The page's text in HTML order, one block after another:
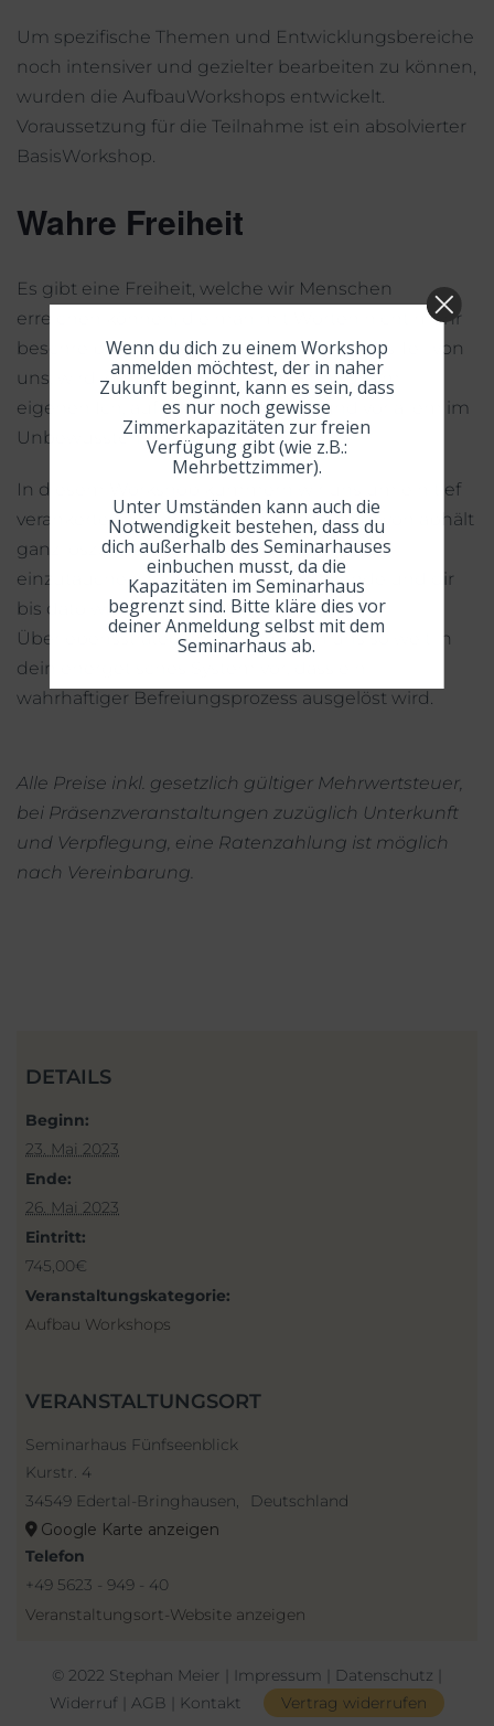
Um spezifische Themen und Entwicklungsbereiche
noch intensiver und gezielter bearbeiten zu können,
wurden die AufbauWorkshops entwickelt.
Voraussetzung für die Teilnahme ist ein absolvierter
BasisWorkshop.
Wahre Freiheit
Es gibt eine Freiheit, welche wir Menschen
erreichen können, die man mit Worten nicht mehr
beschreiben kann. Diese Freiheit ist bereits Teil von
uns, wird jedoch von jedem selbst, also vom
eigenen Ich, auf bewusster Ebene und vor allem im
Unbewussten stark eingegrenzt.
In diesem Workshop kümmern wir uns um ein tief
verankertes Wollen in dir, welches dich davon abhält
ganz loszulassen und in den großen Fluss
einzutauchen. Wir betrachten tiefsitzende und dir
bis dato wahrscheinlich unbekannte
Überlebensstrategien und arbeiten uns so weit in
dein energetisches System vor, dass ein
wahrhaftiger Befreiungsprozess ausgelöst wird.
Alle Preise inkl. gesetzlich gültiger Mehrwertsteuer,
bei Präsenzveranstaltungen zuzüglich Unterkunft
und Verpflegung, eine Ratenzahlung ist möglich
nach Vereinbarung.
DETAILS
Beginn:
23. Mai 2023
Ende:
26. Mai 2023
Eintritt:
745,00€
Veranstaltungskategorie:
Aufbau Workshops
VERANSTALTUNGSORT
Seminarhaus Fünfseenblick
Kurstr. 4
34549 Edertal-Bringhausen,
Deutschland
Google Karte anzeigen
Telefon
+49 5623 - 949 - 40
Veranstaltungsort-Website anzeigen
© 2022 Stephan Meier | Impressum Datenschutz
Widerruf
AGB Kontakt Vertrag widerrufen
Wenn du dich zu einem Workshop
anmelden möchtest, der in naher
Zukunft beginnt, kann es sein, dass
es nur noch gewisse
Zimmerkapazitäten zur freien
Verfügung gibt (wie z.B.:
Mehrbettzimmer).
Unter Umständen kann auch die
Notwendigkeit bestehen, dass du
dich außerhalb des Seminarhauses
einbuchen musst, da die
Kapazitäten im Seminarhaus
begrenzt sind. Bitte kläre dies vor
deiner Anmeldung selbst mit dem
Seminarhaus ab.